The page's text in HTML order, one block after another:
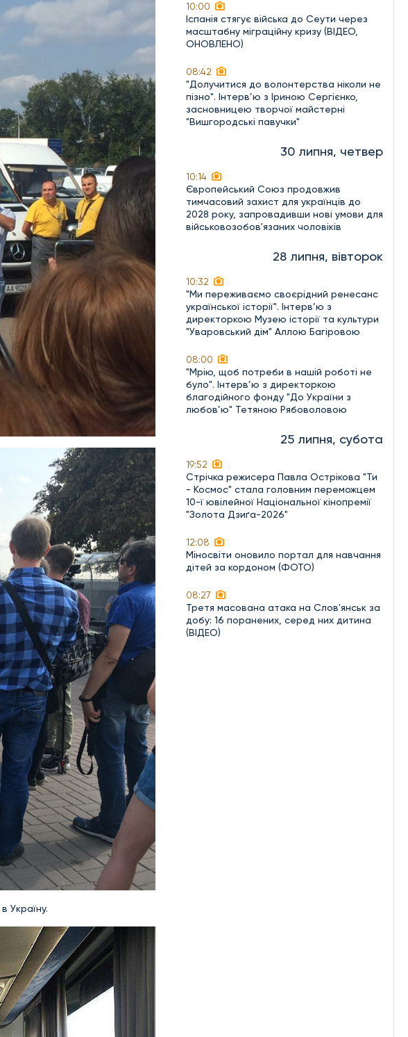
Україну.
10:00
Іспанія стягує війська до Сеути через
масштабну міграційну кризу (ВІДЕО,
ОНОВЛЕНО)
08:42
"Долучитися до волонтерства ніколи не
пізно". Інтерв’ю з Іриною Сергієнко,
засновницею творчої майстерні
"Вишгородські павучки"
30 липня, четвер
10:14
Європейський Союз продовжив
тимчасовий захист для українців до
2028 року, запровадивши нові умови для
військовозобов'язаних чоловіків
28 липня, вівторок
10:32
"Ми переживаємо своєрідний ренесанс
української історії". Інтерв’ю з
директоркою Музею історії та культури
"Уваровський дім" Аллою Багіровою
08:00
"Мрію, щоб потреби в нашій роботі не
було". Інтерв’ю з директоркою
благодійного фонду "До України з
любов’ю" Тетяною Рябоволовою
25 липня, субота
19:52
Стрічка режисера Павла Острікова "Ти
- Космос" стала головним переможцем
10-ї ювілейної Національної кінопремії
"Золота Дзиґа-2026"
12:08
Міносвіти оновило портал для навчання
дітей за кордоном (ФОТО)
08:27
Третя масована атака на Слов'янськ за
добу: 16 поранених, серед них дитина
(ВІДЕО)